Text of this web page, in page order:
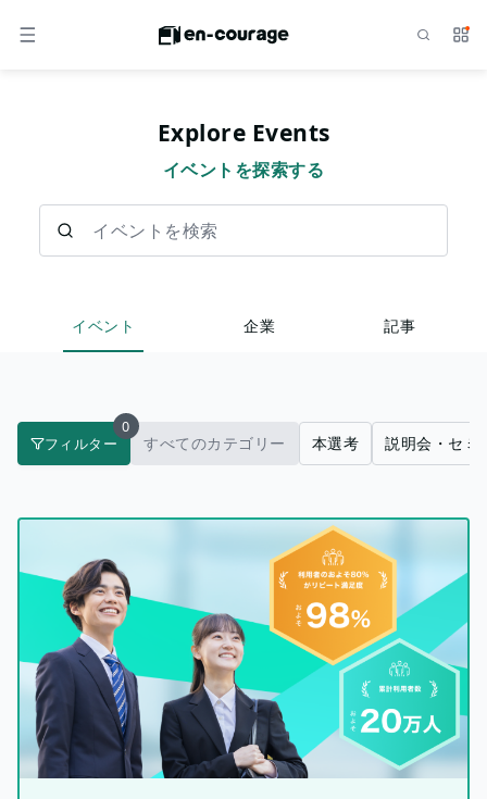
メニュー サ
Explore Events
イベントを探索する
イベント 企業 記事
フィルター
0
すべてのカテゴリー 本選考 説明会・セミ